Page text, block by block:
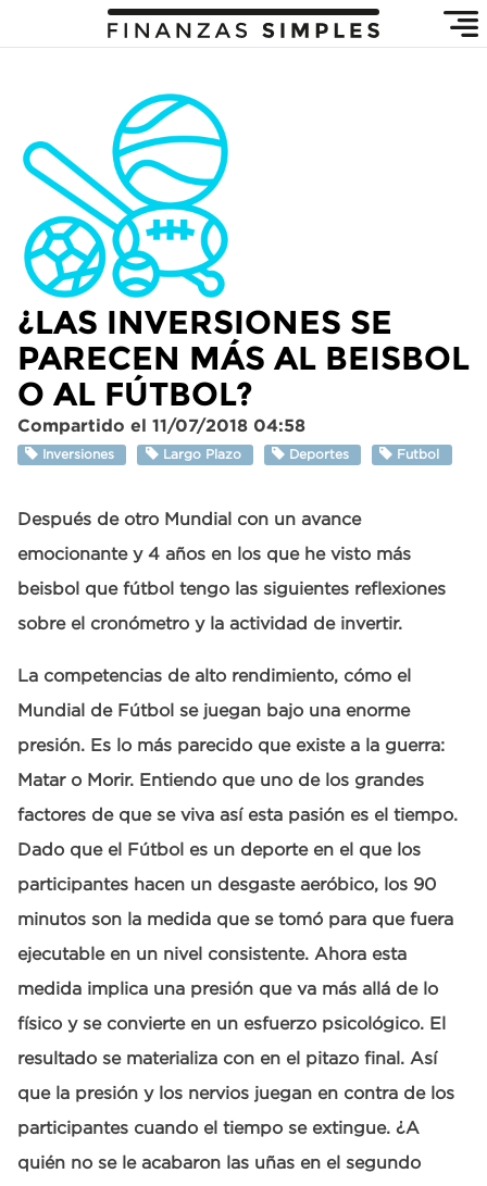
¿LAS INVERSIONES SE
PARECEN MÁS AL BEISBOL
O AL FÚTBOL?
Compartido el 11/07/2018 04:58
Inversiones Largo Plazo Deportes Futbol
Después de otro Mundial con un avance
emocionante y 4 años en los que he visto más
beisbol que fútbol tengo las siguientes reflexiones
sobre el cronómetro y la actividad de invertir.
La competencias de alto rendimiento, cómo el
Mundial de Fútbol se juegan bajo una enorme
presión. Es lo más parecido que existe a la guerra:
Matar o Morir. Entiendo que uno de los grandes
factores de que se viva así esta pasión es el tiempo.
Dado que el Fútbol es un deporte en el que los
participantes hacen un desgaste aeróbico, los 90
minutos son la medida que se tomó para que fuera
ejecutable en un nivel consistente. Ahora esta
medida implica una presión que va más allá de lo
físico y se convierte en un esfuerzo psicológico. El
resultado se materializa con en el pitazo final. Así
que la presión y los nervios juegan en contra de los
participantes cuando el tiempo se extingue. ¿A
quién no se le acabaron las uñas en el segundo